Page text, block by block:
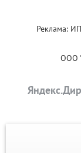
Реклама:
ООО